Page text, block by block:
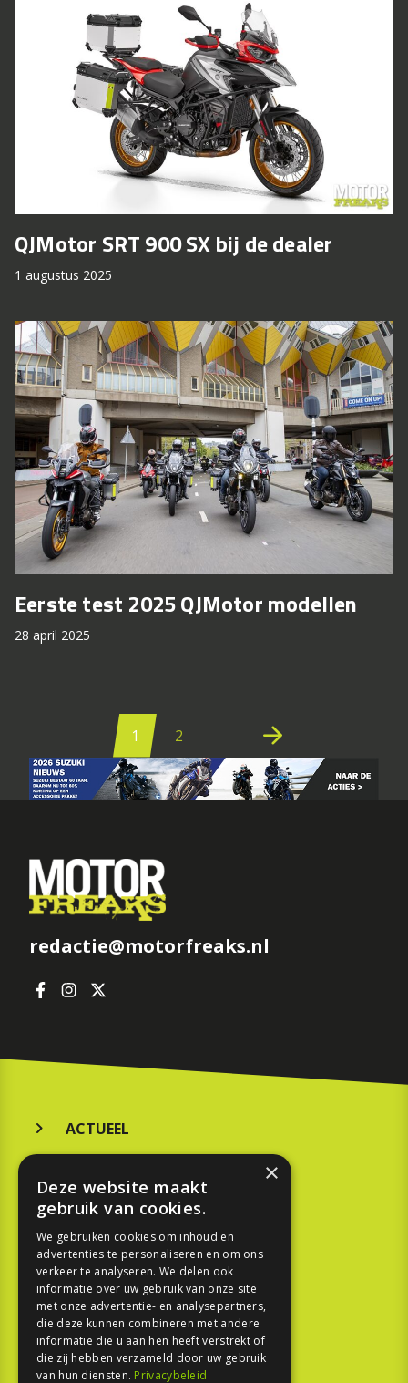
QJMotor SRT 900 SX bij de dealer
1 augustus 2025
Eerste test 2025 QJMotor modellen
28 april 2025
Berichten
paginering
1 2 arrow_forward
redactie@motorfreaks.nl
ACTUEEL
KOOPGIDS
TESTEN
SPORT
REPORTAGE
TOUREN
×
Deze website maakt
gebruik van cookies.
We gebruiken cookies om inhoud en
advertenties te personaliseren en om ons
verkeer te analyseren. We delen ook
informatie over uw gebruik van onze site
met onze advertentie- en analysepartners,
die deze kunnen combineren met andere
informatie die u aan hen heeft verstrekt of
die zij hebben verzameld door uw gebruik
van hun diensten. Privacybeleid